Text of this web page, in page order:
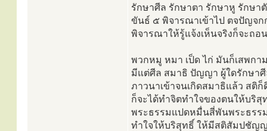
รักษาศีล รักษาตา รักษาหู รักษา
ขันธ์ ๕ พิจารณาเข้าไป ตจปัญจ
พิจารณาให้รู้แจ้งเห็นจริงก็จะถอ
พวกหมู หมา เป็ด ไก่ มันก็เสพก
มีแต่ศีล สมาธิ ปัญญา ผู้ใดรักษา
ภาวนาเข้าจนเกิดสมาธิแล้ว สติก็
ก็จะได้ทำจิตทำใจของตนให้บริสุ
พระธรรมแปดหมื่นสี่พันพระธรร
ทำใจให้บริสุทธิ์ ให้มีสติสัมปชัญ